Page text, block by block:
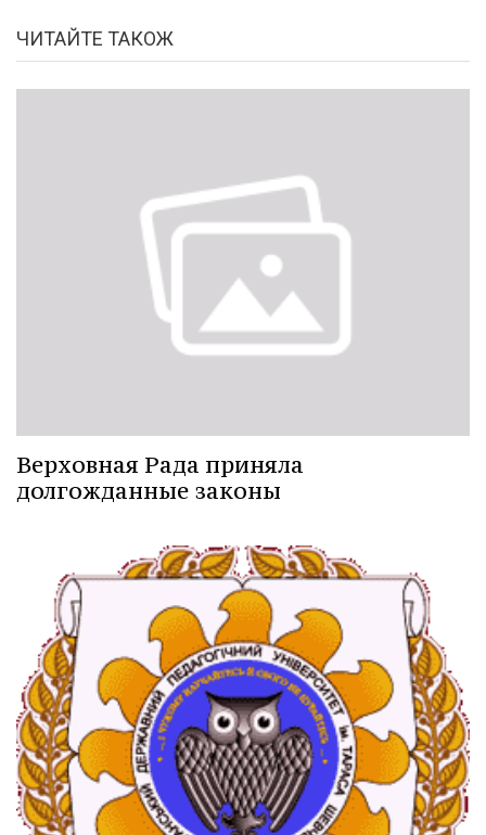
ЧИТАЙТЕ ТАКОЖ
Верховная Рада приняла
долгожданные законы